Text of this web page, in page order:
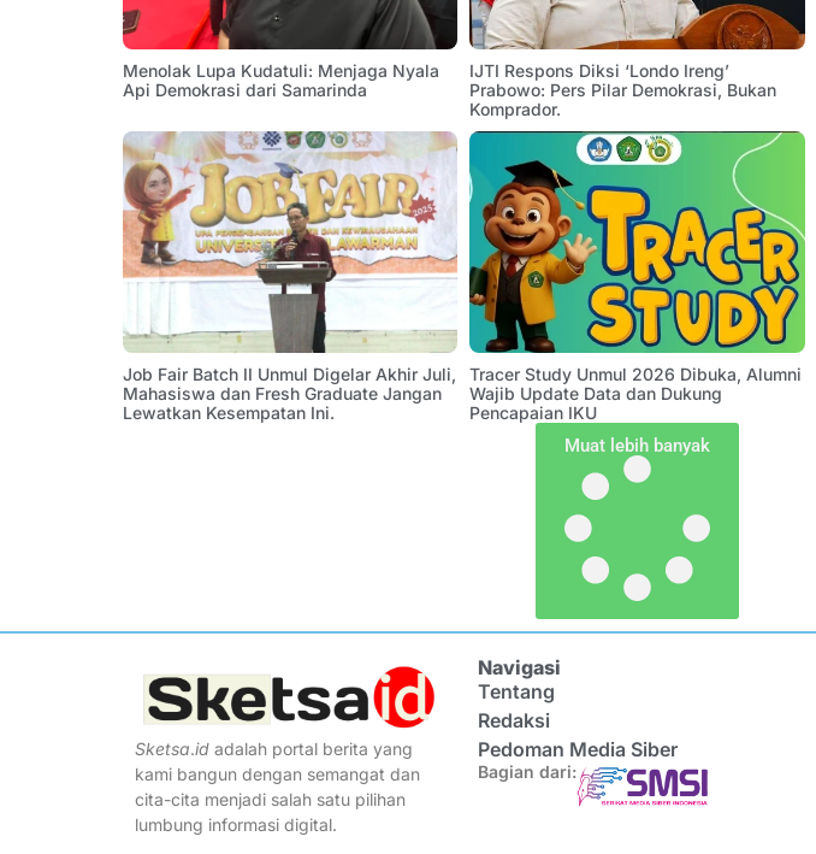
Menolak Lupa Kudatuli: Menjaga Nyala
Api Demokrasi dari Samarinda
IJTI Respons Diksi ‘Londo Ireng’
Prabowo: Pers Pilar Demokrasi, Bukan
Komprador.
Job Fair Batch II Unmul Digelar Akhir Juli,
Mahasiswa dan Fresh Graduate Jangan
Lewatkan Kesempatan Ini.
Tracer Study Unmul 2026 Dibuka, Alumni
Wajib Update Data dan Dukung
Pencapaian IKU
Muat lebih banyak
Sketsa.id adalah portal berita yang
kami bangun dengan semangat dan
cita-cita menjadi salah satu pilihan
lumbung informasi digital.
Navigasi
Tentang
Redaksi
Pedoman Media Siber
Bagian dari: